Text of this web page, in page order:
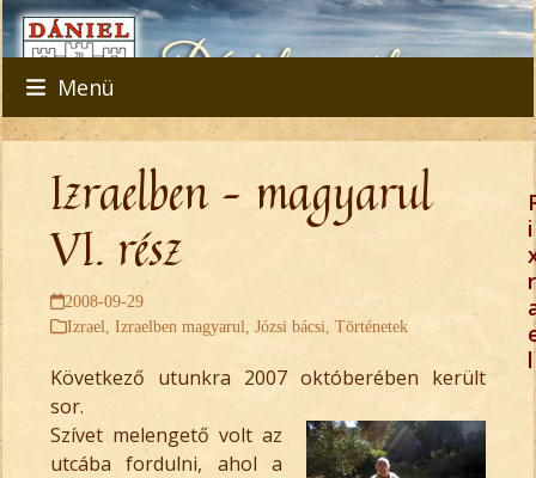
Skip
to
content
Menü
Izraelben – magyarul
VI. rész
2008-09-29
Izrael,Izraelben magyarul,Józsi bácsi,Történetek
Következő utunkra 2007 októberében került
sor.
Szívet melengető volt az
utcába fordulni, ahol a
i
r
l